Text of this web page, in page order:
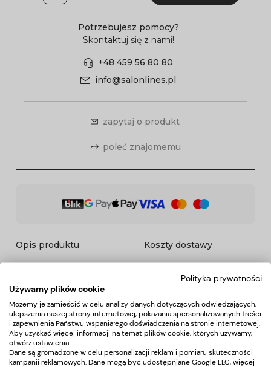
Potrzebujesz pomocy?
Skontaktuj się z nami!
+48 459 56 80 80
info@salonlines.pl
zapytaj o produkt
poleć znajomemu
Opis produktu Koszty dostawy
Opis
Peleryna fryzjerska wykonana jest z wysokiej jakości
materiału (100% polyesrer), przez co włos nie wbija się, lecz
ześlizguje się po powierzchni peleryny.
Zapinanie jest trwałe i regulowane metalowymi wsuwkami.
Polityka prywatności
Używamy plików cookie
Możemy je zamieścić w celu analizy danych dotyczących odwiedzających,
ulepszenia naszej strony internetowej, pokazania spersonalizowanych treści
i zapewnienia Państwu wspaniałego doświadczenia na stronie internetowej.
Aby uzyskać więcej informacji na temat plików cookie, których używamy,
otwórz ustawienia.
Dane są gromadzone w celu personalizacji reklam i pomiaru skuteczności
kampanii reklamowych. Dane mogą być udostępniane Google LLC, więcej